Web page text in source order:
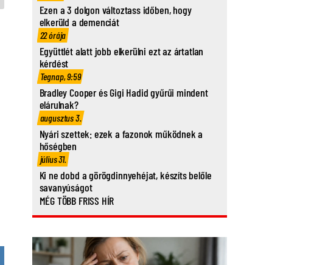
Ezen a 3 dolgon változtass időben, hogy
elkerüld a demenciát
22 órája
Együttlét alatt jobb elkerülni ezt az ártatlan
kérdést
Tegnap, 9:59
Bradley Cooper és Gigi Hadid gyűrűi mindent
elárulnak?
augusztus 3.
Nyári szettek: ezek a fazonok működnek a
hőségben
július 31.
Ki ne dobd a görögdinnyehéjat, készíts belőle
savanyúságot
MÉG TÖBB FRISS HÍR